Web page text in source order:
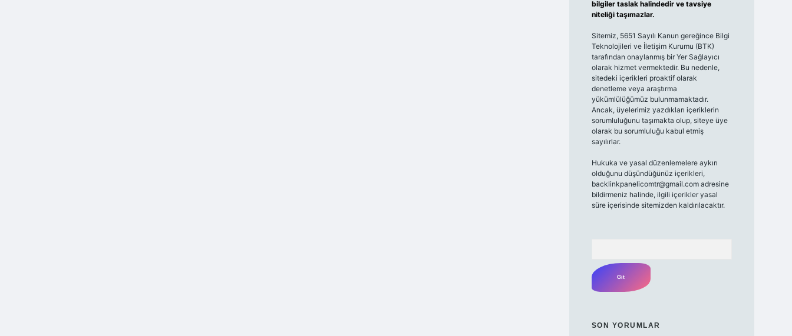
bilgiler taslak halindedir ve tavsiye
niteliği taşımazlar.
Sitemiz, 5651 Sayılı Kanun gereğince Bilgi
Teknolojileri ve İletişim Kurumu (BTK)
tarafından onaylanmış bir Yer Sağlayıcı
olarak hizmet vermektedir. Bu nedenle,
sitedeki içerikleri proaktif olarak
denetleme veya araştırma
yükümlülüğümüz bulunmamaktadır.
Ancak, üyelerimiz yazdıkları içeriklerin
sorumluluğunu taşımakta olup, siteye üye
olarak bu sorumluluğu kabul etmiş
sayılırlar.
Hukuka ve yasal düzenlemelere aykırı
olduğunu düşündüğünüz içerikleri,
backlinkpanelicomtr@gmail.comadresine
bildirmeniz halinde, ilgili içerikler yasal
süre içerisinde sitemizden kaldırılacaktır.
SON YORUMLAR